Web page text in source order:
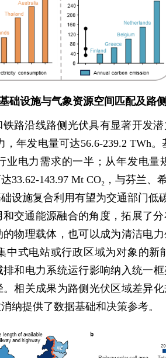
础设施与气象资源空间匹配及路
路沿线路侧光伏具有显著开发
，年发电量可达56.6-239.2 TWh
业电力需求的一半；从年发电
33.62-143.97 Mt CO₂，与芬兰
设施复合利用有望为交通部门低
交通能源融合的角度，拓展了
物理载体，也可以成为清洁电
中式电站或行政区域为对象的
和电力系统运行影响纳入统一
相关成果为路侧光伏区域差异
纳提供了数据基础和决策参考。